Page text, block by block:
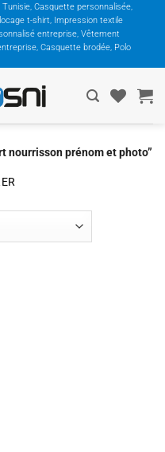
Casquette personnalisée,
t-shirt, Impression textile
entreprise, Vêtement
Casquette brodée, Polo
nourrisson prénom et photo”